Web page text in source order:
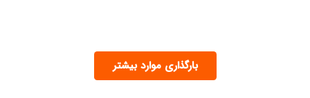
بارگذاری موارد بیشتر